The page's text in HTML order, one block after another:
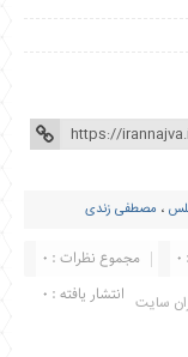
، مصطفی زندی
مجموع نظرات : 0
انتشار یافته : 0 سایت